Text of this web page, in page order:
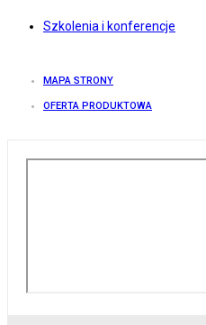
Szkolenia i konferencje
MAPA STRONY
OFERTA PRODUKTOWA